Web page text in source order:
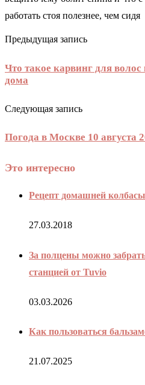
работать стоя полезнее, чем сидя
Предыдущая запись
Что такое карвинг для
дома
Следующая запись
Погода в Москве 10 августа
Это интересно
Рецепт домашней колбасы
27.03.2018
За полцены можно
станцией от Tuvio
03.03.2026
Как пользоваться
21.07.2025